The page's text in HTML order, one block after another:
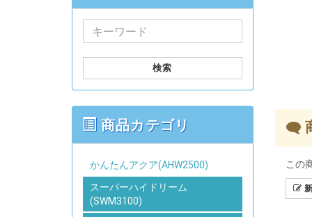
この
検索
商品カテゴリ
かんたんアクア(AHW2500)
スーパーハイドリーム
(SWM3100)